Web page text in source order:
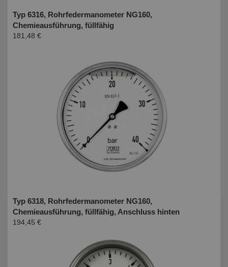
Typ 6316, Rohrfedermanometer NG160,
Chemieausführung, füllfähig
181,48 €
Typ 6318, Rohrfedermanometer NG160,
Chemieausführung, füllfähig, Anschluss hinten
194,45 €